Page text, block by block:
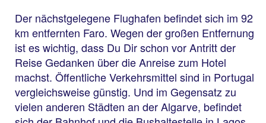
Der nächstgelegene Flughafen befindet sich im 92
km entfernten Faro. Wegen der großen Entfernung
ist es wichtig, dass Du Dir schon vor Antritt der
Reise Gedanken über die Anreise zum Hotel
machst. Öffentliche Verkehrsmittel sind in Portugal
vergleichsweise günstig. Und im Gegensatz zu
vielen anderen Städten an der Algarve, befindet